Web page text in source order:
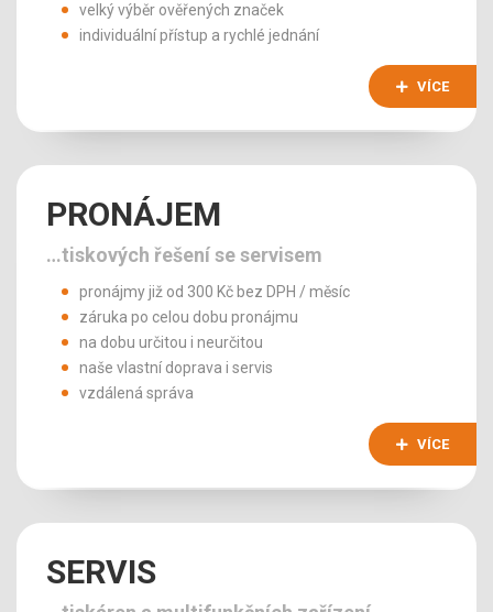
velký výběr ověřených značek
individuální přístup a rychlé jednání
VÍCE
PRONÁJEM
…tiskových řešení se servisem
pronájmy již od 300 Kč bez DPH / měsíc
záruka po celou dobu pronájmu
na dobu určitou i neurčitou
naše vlastní doprava i servis
vzdálená správa
VÍCE
SERVIS